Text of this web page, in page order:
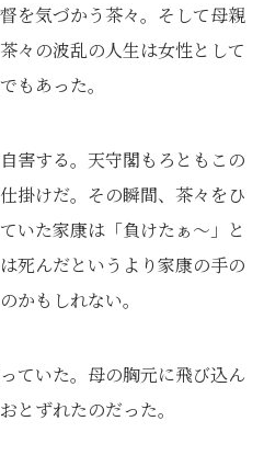
を気づかう茶々。そして母親
々の波乱の人生は女性として
もあった。
害する。天守閣もろともこの
掛けだ。その瞬間、茶々をひ
いた家康は「負けたぁ〜」と
死んだというより家康の手の
かもしれない。
ていた。母の胸元に飛び込ん
とずれたのだった。